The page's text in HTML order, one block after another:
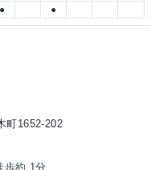
● ●
町1652-202
歩約 1分